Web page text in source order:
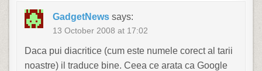
GadgetNews says:
13 October 2008 at 17:02
Daca pui diacritice (cum este numele corect al tarii
noastre) il traduce bine. Ceea ce arata ca Google